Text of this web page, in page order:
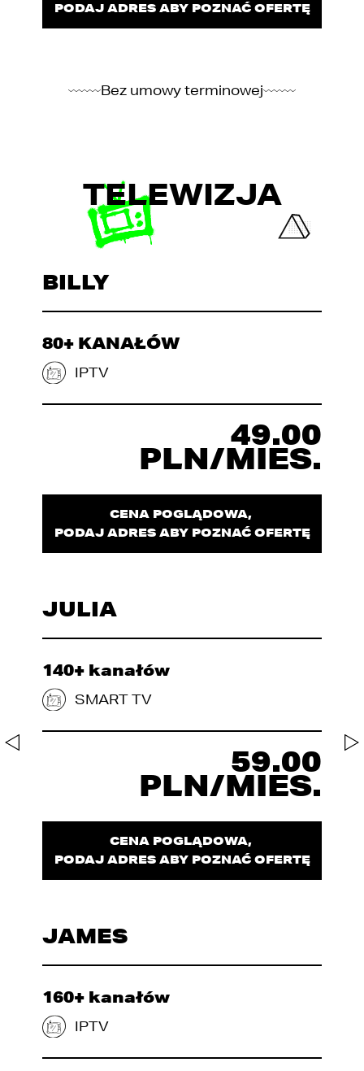
PODAJ ADRES ABY POZNAĆ OFERTĘ
Bez umowy terminowej
TELEWIZJA
BILLY
80+ KANAŁÓW
IPTV
49.00
PLN/MIES.
CENA POGLĄDOWA,
PODAJ ADRES ABY POZNAĆ OFERTĘ
JULIA
140+ kanałów
SMART TV
59.00
PLN/MIES.
CENA POGLĄDOWA,
PODAJ ADRES ABY POZNAĆ OFERTĘ
JAMES
160+ kanałów
IPTV